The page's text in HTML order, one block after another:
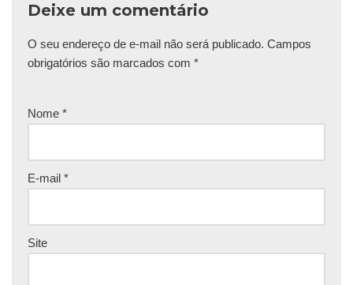
Deixe um comentário
O seu endereço de e-mail não será publicado. Campos
obrigatórios são marcados com *
Nome *
E-mail *
Site